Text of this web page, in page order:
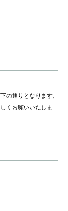
の通りとなります。
くお願いいたしま